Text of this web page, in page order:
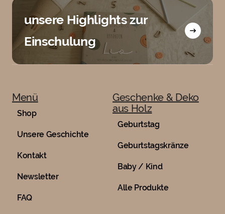
unsere Highlights zur
Einschulung
Menü
Shop
Unsere Geschichte
Kontakt
Newsletter
FAQ
Geschenke & Deko
aus Holz
Geburtstag
Geburtstagskränze
Baby / Kind
Alle Produkte